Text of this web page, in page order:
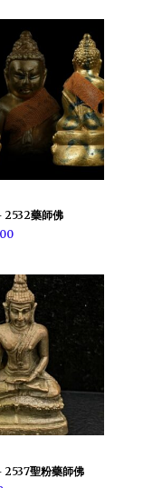
2532藥師佛
2537聖粉藥師佛